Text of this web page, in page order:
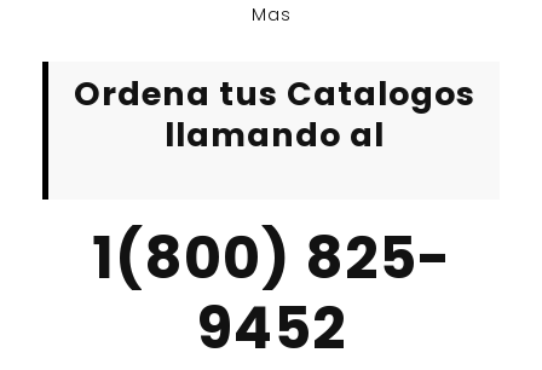
Mas
Ordena tus Catalogos
llamando al
1(800) 825-
9452